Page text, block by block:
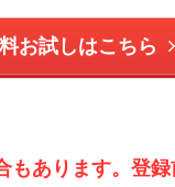
お試しはこちら
もあります。登録